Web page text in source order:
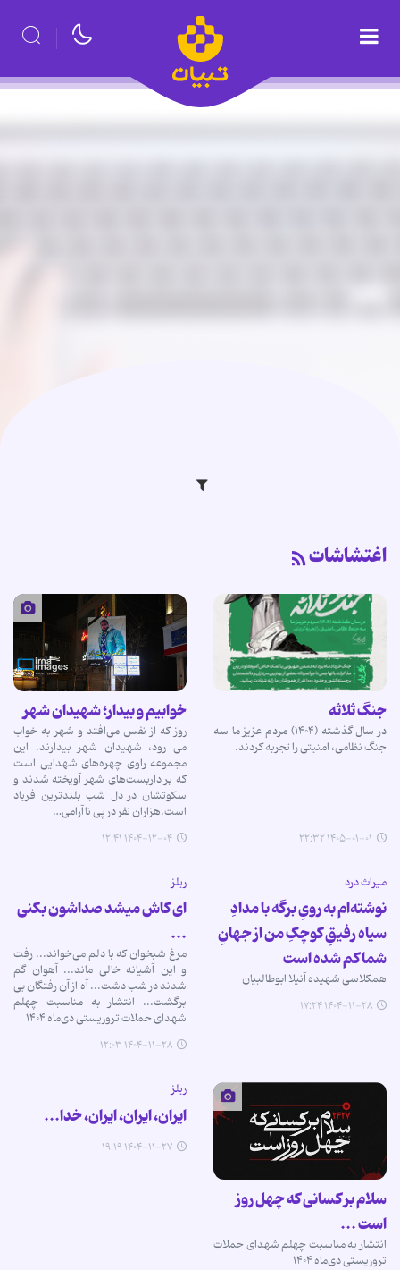
اغتشاشات
جنگ ثلاثه
در سال گذشته (۱۴۰۴) مردم عزیز ما سه
جنگ نظامی، امنیتی را تجربه کردند.
۱۴۰۵-۰۱-۰۱ ۲۲:۳۲
خوابیم و بیدار؛ شهیدان شهر
روز که از نفس می‌افتد و شهر به خواب
می رود، شهیدان شهر بیدارند. این
مجموعه راوی چهره‌های شهدایی است
که بر داربست‌های شهر آویخته‌ شدند و
سکوتشان در دل شب بلندترین فریاد
است.هزاران نفر در پی ناآرامی…
۱۴۰۴-۱۲-۰۴ ۱۲:۴۱
میراث درد
نوشته‌ام به رویِ برگه با مدادِ
سیاه رفیقِ کوچکِ من از جهانِ
شما کم شده است
همکلاسی شهیده آنیلا ابوطالبیان
۱۴۰۴-۱۱-۲۸ ۱۷:۲۴
ریلز
ای کاش میشد صداشون بکنی
...
مرغ شبخوان که با دلم می‌خواند... رفت
و این آشیانه خالی ماند... آهوان گم
شدند در شب دشت... آه از آن رفتگان بی
برگشت... انتشار به مناسبت چهلم
شهدای حملات تروریستی دی‌ماه ۱۴۰۴
۱۴۰۴-۱۱-۲۸ ۱۲:۰۳
سلام بر کسانی که چهل روز
است ...
انتشار به مناسبت چهلم شهدای حملات
تروریستی دی‌ماه ۱۴۰۴
ریلز
ایران، ایران، ایران، خدا...
۱۴۰۴-۱۱-۲۷ ۱۹:۱۹